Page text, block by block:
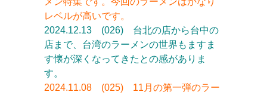
レベルが高いです。
2024.12.13 (026) 台北の店から台中の
店まで、台湾のラーメンの世界もますま
す懐が深くなってきたとの感がありま
す。
2024.11.08 (025) 11月の第一弾のラー